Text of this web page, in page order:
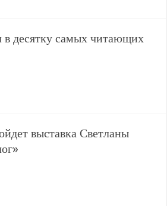
в десятку самых читающих
выставка Светланы